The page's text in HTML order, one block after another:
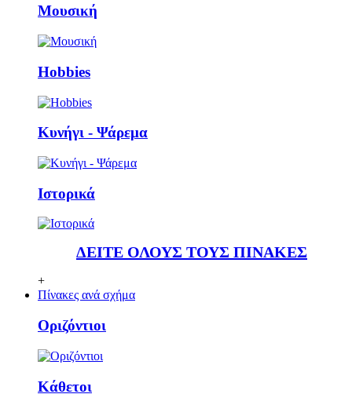
Μουσική
Ηobbies
Κυνήγι - Ψάρεμα
Ιστορικά
ΔΕΙΤΕ ΟΛΟΥΣ ΤΟΥΣ ΠΙΝΑΚΕΣ
+
Πίνακες ανά σχήμα
Οριζόντιοι
Κάθετoι